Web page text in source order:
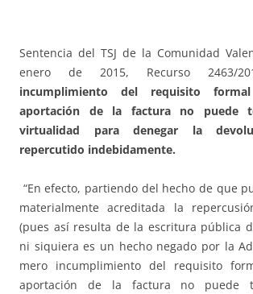
Sentencia del TSJ de la Comunidad
enero de 2015, Recurso 2463/
incumplimiento del requisito
aportación de la factura no puede
virtualidad para denegar la
repercutido indebidamente.
“En efecto, partiendo del hecho de que
materialmente acreditada la
(pues así resulta de la escritura pública
ni siquiera es un hecho negado por la
mero incumplimiento del requisito
aportación de la factura no puede